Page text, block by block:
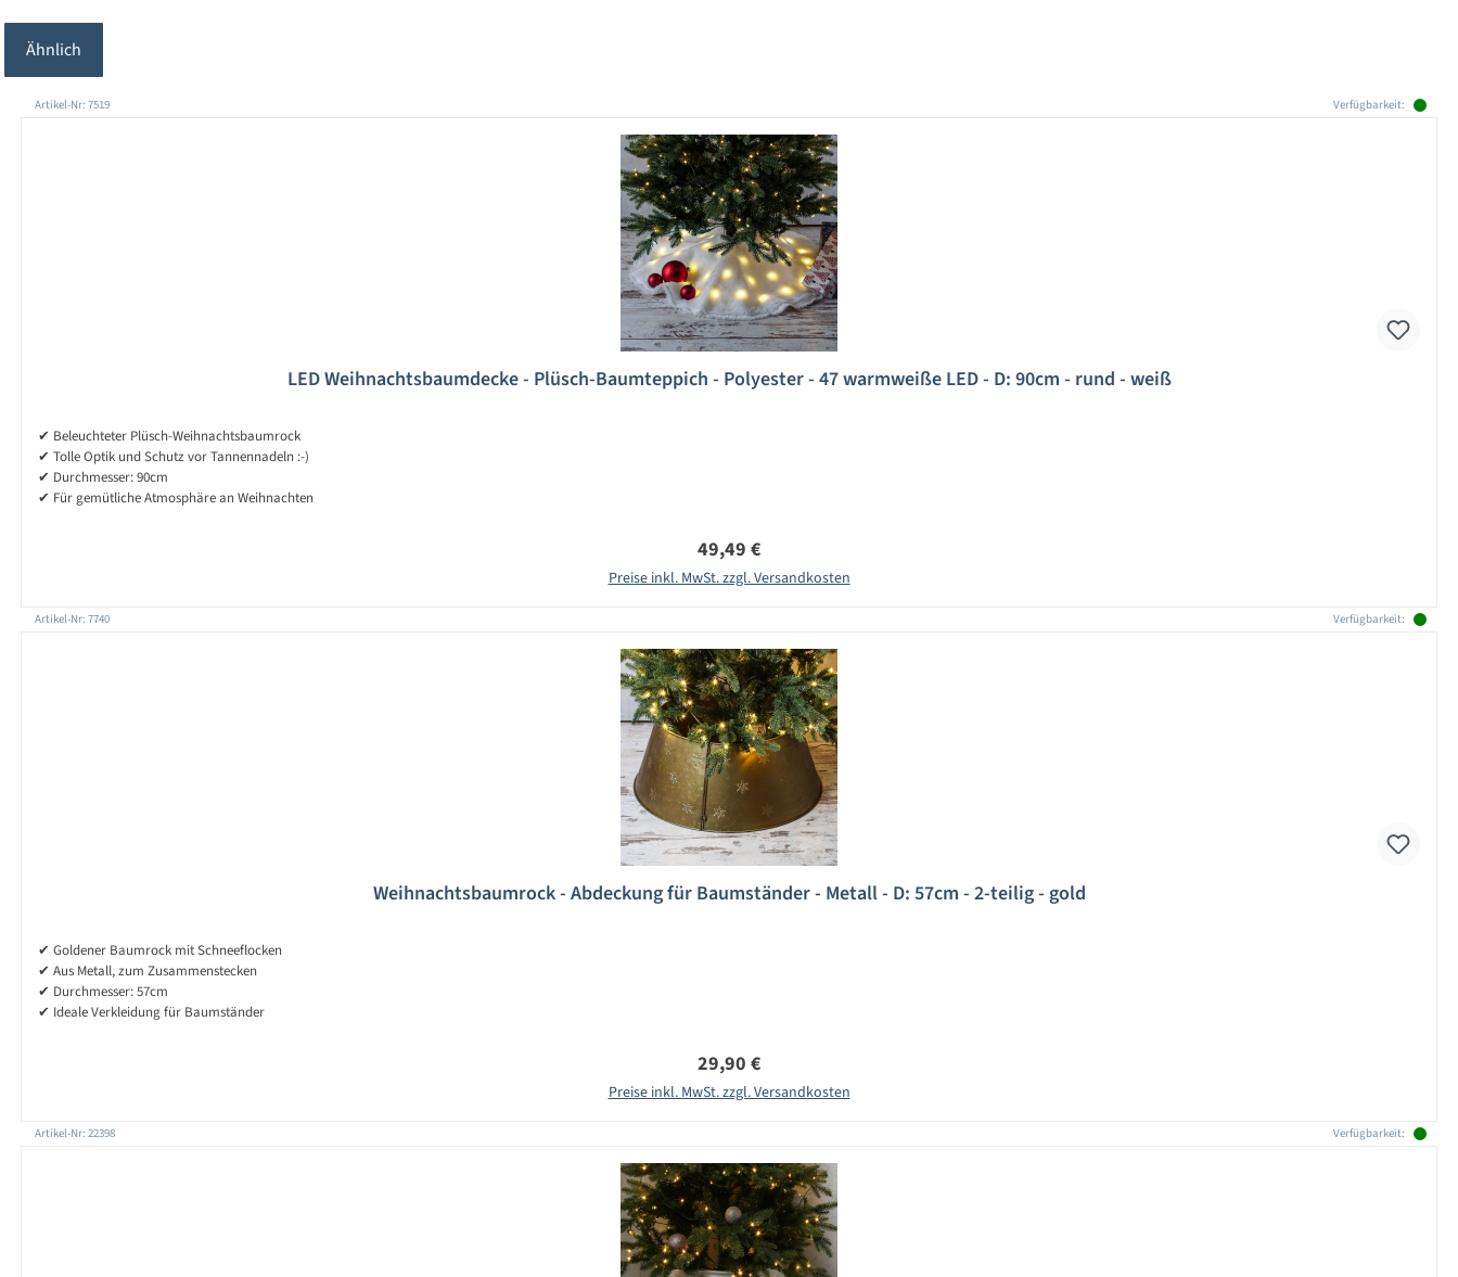
Ähnlich
Produktgalerie überspringen
Artikel-Nr: 7519 Verfügbarkeit:
LED Weihnachtsbaumdecke - Plüsch-Baumteppich - Polyester - 47 warmweiße LED - D: 90cm - rund - weiß
✔ Beleuchteter Plüsch-Weihnachtsbaumrock
✔ Tolle Optik und Schutz vor Tannennadeln :-)
✔ Durchmesser: 90cm
✔ Für gemütliche Atmosphäre an Weihnachten
Regulärer Preis:
49,49 €
Preise inkl. MwSt. zzgl. Versandkosten
Artikel-Nr: 7740 Verfügbarkeit:
Weihnachtsbaumrock - Abdeckung für Baumständer - Metall - D: 57cm - 2-teilig - gold
✔ Goldener Baumrock mit Schneeflocken
✔ Aus Metall, zum Zusammenstecken
✔ Durchmesser: 57cm
✔ Ideale Verkleidung für Baumständer
Regulärer Preis:
29,90 €
Preise inkl. MwSt. zzgl. Versandkosten
Artikel-Nr: 22398 Verfügbarkeit: